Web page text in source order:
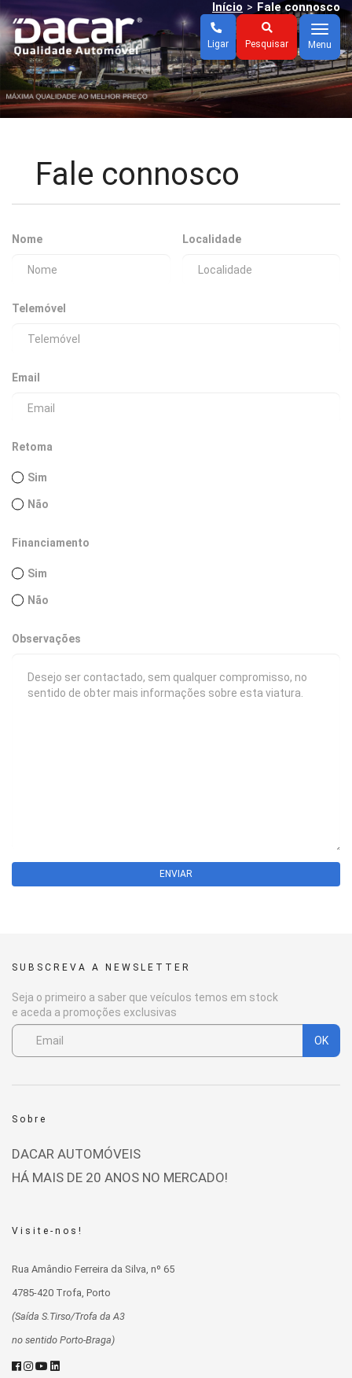
Pesquisar
Ligar
Menu
Menu
Início > Fale connosco
Fale connosco
Nome Localidade
Telemóvel
Email
Retoma
Sim
Não
Financiamento
Sim
Não
Observações
ENVIAR
SUBSCREVA A NEWSLETTER
Seja o primeiro a saber que veículos temos em stock
e aceda a promoções exclusivas
OK
Sobre
DACAR AUTOMÓVEIS
HÁ MAIS DE 20 ANOS NO MERCADO!
Visite-nos!
Rua Amândio Ferreira da Silva, nº 65
4785-420 Trofa, Porto
(Saída S.Tirso/Trofa da A3
no sentido Porto-Braga)